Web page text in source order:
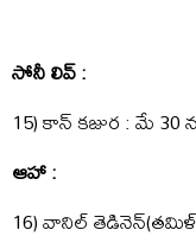
సోనీ లివ్ :
15) కాన్ కజుర : మే 30
ఆహా :
16) వానిల్